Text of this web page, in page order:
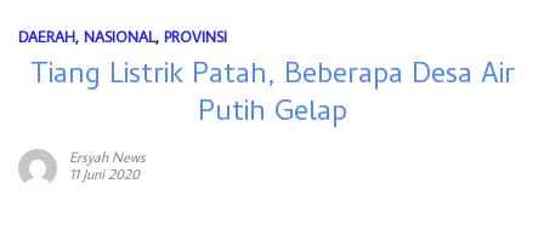
DAERAH, NASIONAL, PROVINSI
Tiang Listrik Patah, Beberapa Desa Air
Putih Gelap
Ersyah News
11 Juni 2020